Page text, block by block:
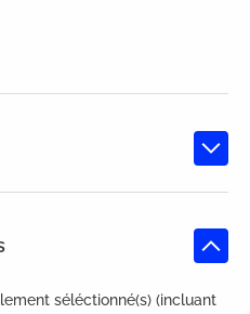
séléctionné(s) (incluant